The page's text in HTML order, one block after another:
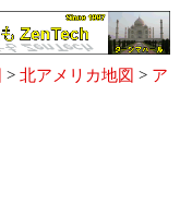
> 北アメリカ地図 > ア